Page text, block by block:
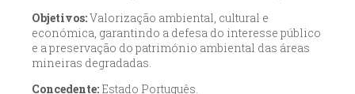
Objetivos:Valorização ambiental, cultural e
económica, garantindo a defesa do interesse público
e a preservação do património ambiental das áreas
mineiras degradadas.
Concedente: Estado Português.